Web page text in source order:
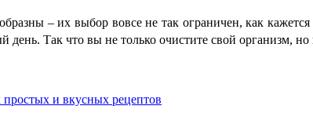
– их выбор вовсе не так ограничен, как
Так что вы не только очистите свой организм,
и вкусных рецептов